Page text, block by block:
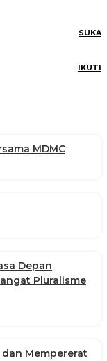
SUKA
IKUTI
MDMC
Depan
Pluralisme
dan Mempererat